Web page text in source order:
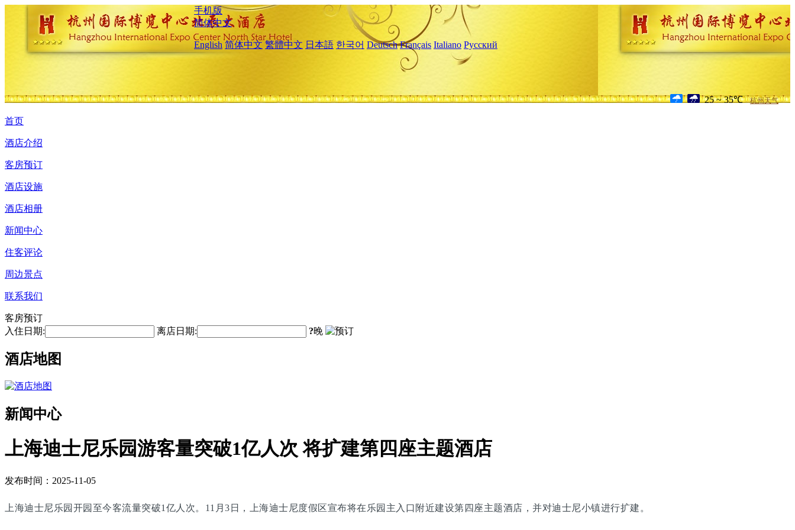
手机版
简体中文
English 简体中文 繁體中文 日本語 한국어 Deutsch Français Italiano Русский
25 ~ 35℃ 杭州天气
首页
酒店介绍
客房预订
酒店设施
酒店相册
新闻中心
住客评论
周边景点
联系我们
客房预订
入住日期:
离店日期: ?晚
酒店地图
新闻中心
上海迪士尼乐园游客量突破1亿人次 将扩建第四座主题酒店
发布时间：2025-11-05
上海迪士尼乐园开园至今客流量突破1亿人次。11月3日，上海迪士尼度假区宣布将在乐园主入口附近建设第四座主题酒店，并对迪士尼小镇进行扩建。